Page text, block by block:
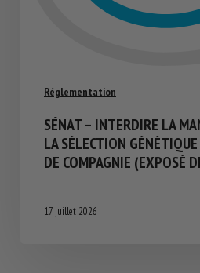
Réglementation
SÉNAT – INTERDIRE LA
LA SÉLECTION
DE COMPAGNIE (EXPOSÉ
17 juillet 2026